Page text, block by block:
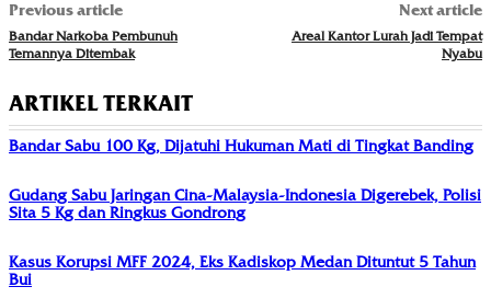
Previous article
Bandar Narkoba Pembunuh
Temannya Ditembak
Next article
Areal Kantor Lurah Jadi Tempat
Nyabu
ARTIKEL TERKAIT
Bandar Sabu 100 Kg, Dijatuhi Hukuman Mati di Tingkat Banding
Gudang Sabu Jaringan Cina-Malaysia-Indonesia Digerebek, Polisi
Sita 5 Kg dan Ringkus Gondrong
Kasus Korupsi MFF 2024, Eks Kadiskop Medan Dituntut 5 Tahun
Bui